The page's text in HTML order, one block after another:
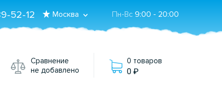
Пн-Вс 9:00 - 20:00
Москва
52-12
Сравнение
не добавлено
0 товаров
0